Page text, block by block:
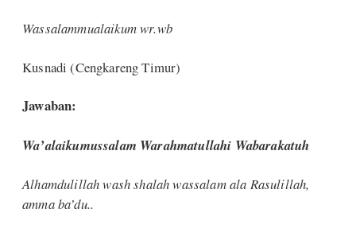
Wassalammualaikum wr.wb
Kusnadi (Cengkareng Timur)
Jawaban:
Wa’alaikumussalam Warahmatullahi Wabarakatuh
Alhamdulillah wash shalah wassalam ala Rasulillah,
amma ba’du..